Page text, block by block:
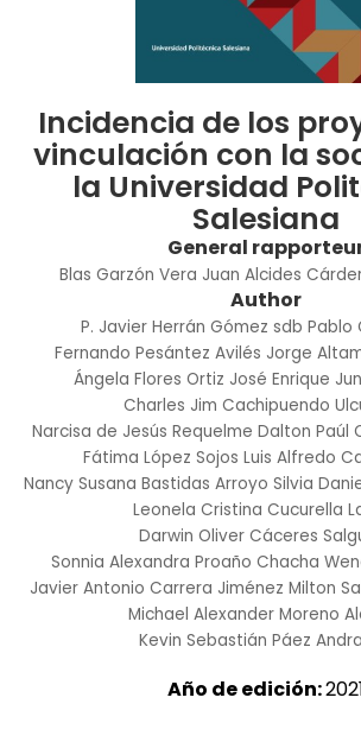
Incidencia de los
vinculación con la
la Universidad
Salesiana
General
Blas Garzón Vera Juan Alcides
Author
P. Javier Herrán Gómez sdb Pablo
Fernando Pesántez Avilés Jorge
Ángela Flores Ortiz José Enrique
Charles Jim Cachipuendo
Narcisa de Jesús Requelme Dalton Paúl
Fátima López Sojos Luis Alfredo
Nancy Susana Bastidas Arroyo Silvia
Leonela Cristina Cucurella
Darwin Oliver Cáceres
Sonnia Alexandra Proaño Chacha
Javier Antonio Carrera Jiménez Milton
Michael Alexander Moreno
Kevin Sebastián Páez
Año de edición: